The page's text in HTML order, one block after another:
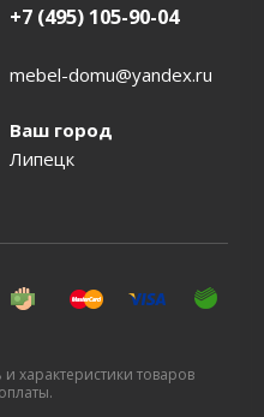
+7 (495) 105-90-04
mebel-domu@yandex.ru
Ваш город
Липецк
характеристики товаров